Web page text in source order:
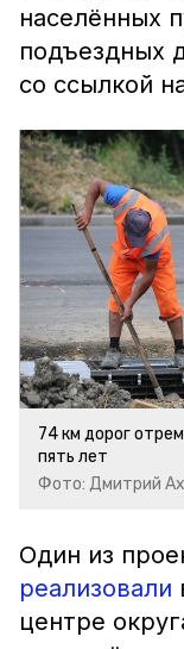
населённых
подъездных
со ссылкой
74 км дорог
пять лет
Фото: Дмитрий
Один из
реализовали
центре